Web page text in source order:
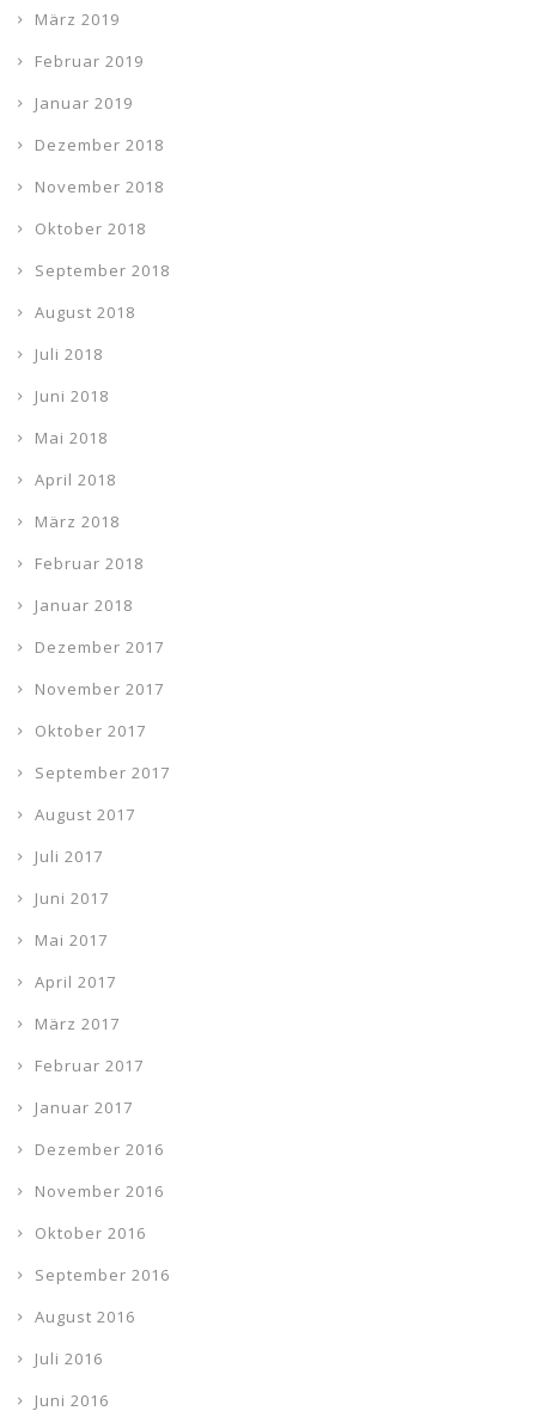
März 2019
Februar 2019
Januar 2019
Dezember 2018
November 2018
Oktober 2018
September 2018
August 2018
Juli 2018
Juni 2018
Mai 2018
April 2018
März 2018
Februar 2018
Januar 2018
Dezember 2017
November 2017
Oktober 2017
September 2017
August 2017
Juli 2017
Juni 2017
Mai 2017
April 2017
März 2017
Februar 2017
Januar 2017
Dezember 2016
November 2016
Oktober 2016
September 2016
August 2016
Juli 2016
Juni 2016